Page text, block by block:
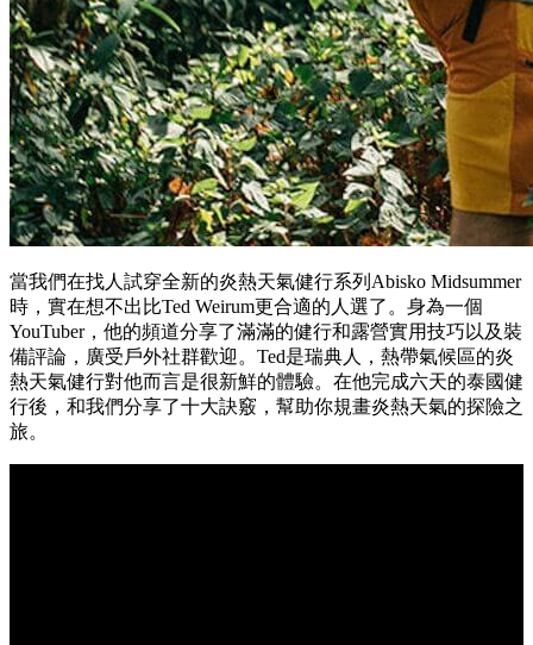
當我們在找人試穿全新的炎熱天氣健行系列Abisko Midsummer
時，實在想不出比Ted Weirum更合適的人選了。身為一個
YouTuber，他的頻道分享了滿滿的健行和露營實用技巧以及裝
備評論，廣受戶外社群歡迎。Ted是瑞典人，熱帶氣候區的炎
熱天氣健行對他而言是很新鮮的體驗。在他完成六天的泰國健
行後，和我們分享了十大訣竅，幫助你規畫炎熱天氣的探險之
旅。